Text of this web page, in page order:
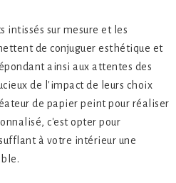
intissés sur mesure et les
de conjuguer esthétique et
ainsi aux attentes des
de l'impact de leurs choix
de papier peint pour réaliser
c'est opter pour
à votre intérieur une